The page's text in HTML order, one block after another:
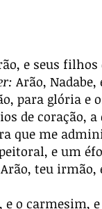
e seus
Arão,
para glória e
de coração,
que me
e um
teu
e o carmesim,